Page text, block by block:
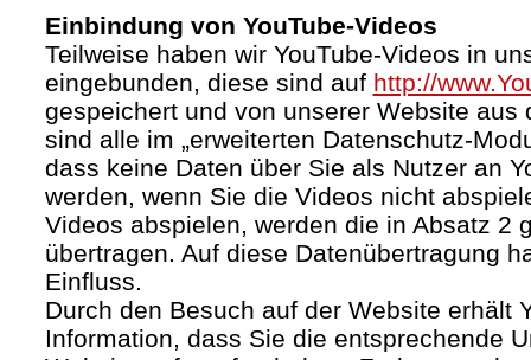
Einbindung von YouTube-Videos
Teilweise haben wir YouTube-Videos in
eingebunden, diese sind auf http://
gespeichert und von unserer Website aus
sind alle im „erweiterten Datenschutz-
dass keine Daten über Sie als Nutzer an
werden, wenn Sie die Videos nicht
Videos abspielen, werden die in Absatz 2
übertragen. Auf diese Datenübertragung
Einfluss.
Durch den Besuch auf der Website erhält
Information, dass Sie die entsprechende